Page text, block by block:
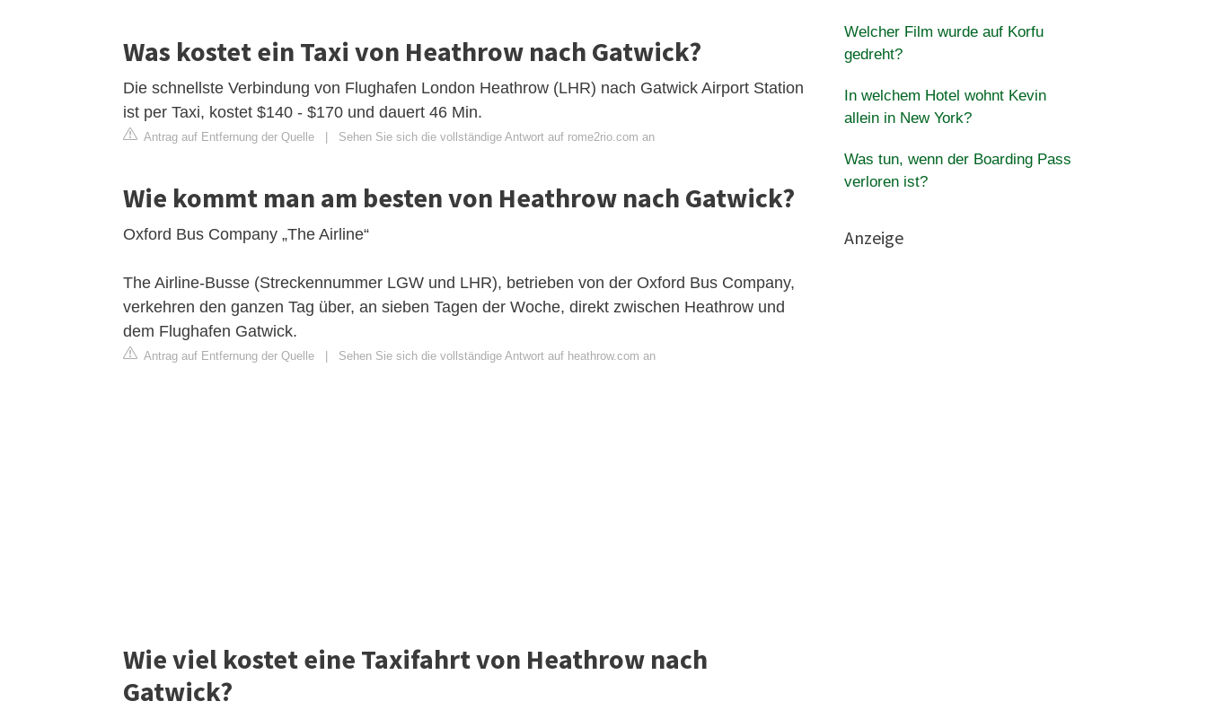
Was kostet ein Taxi von Heathrow nach Gatwick?
Die schnellste Verbindung von Flughafen London Heathrow (LHR) nach Gatwick Airport Station
ist per Taxi, kostet $140 - $170 und dauert 46 Min.
Antrag auf Entfernung der Quelle Sehen Sie sich die vollständige Antwort auf rome2rio.com an
Wie kommt man am besten von Heathrow nach Gatwick?
Oxford Bus Company „The Airline“
The Airline-Busse (Streckennummer LGW und LHR), betrieben von der Oxford Bus Company,
verkehren den ganzen Tag über, an sieben Tagen der Woche, direkt zwischen Heathrow und
dem Flughafen Gatwick.
Antrag auf Entfernung der Quelle Sehen Sie sich die vollständige Antwort auf heathrow.com an
Wie viel kostet eine Taxifahrt von Heathrow nach
Gatwick?
Welcher Film wurde auf Korfu
gedreht?
In welchem Hotel wohnt Kevin
allein in New York?
Was tun, wenn der Boarding Pass
verloren ist?
Anzeige